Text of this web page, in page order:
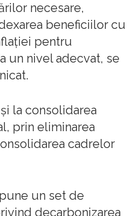
necesare,
beneficiilor cu
pentru
un nivel adecvat, se
la consolidarea
prin eliminarea
cadrelor
un set de
decarbonizarea